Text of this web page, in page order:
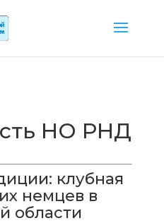
НО РНД
клубная
немцев в
области